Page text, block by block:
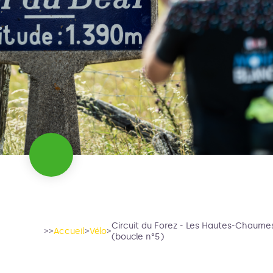
>>Accueil>Vélo>
Circuit du Forez - Les Hautes-
(boucle n°5)